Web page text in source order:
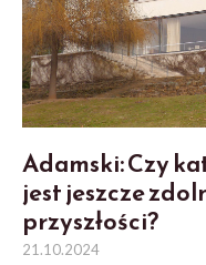
Adamski: Czy
jest jeszcze
przyszłości?
21.10.2024